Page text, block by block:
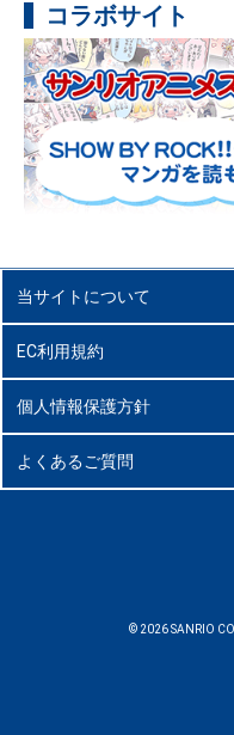
コラボサイト
当サイトについて
EC利用規約
個人情報保護方針
よくあるご質問
© 2026 SANRIO